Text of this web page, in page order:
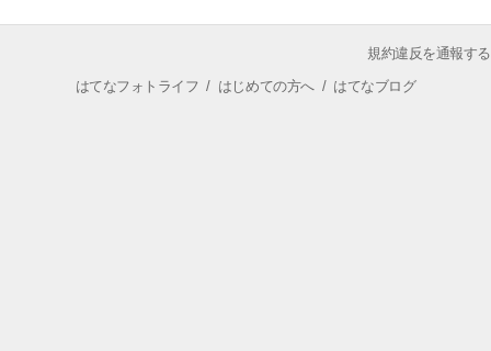
規約違反を通報する
はてなフォトライフ / はじめての方へ/ はてなブログ